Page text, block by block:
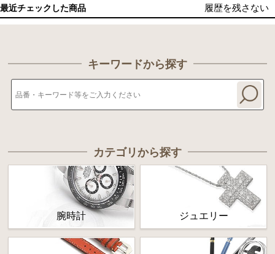
最近チェックした商品 履歴を残さない
キーワードから探す
カテゴリから探す
腕時計 ジュエリー